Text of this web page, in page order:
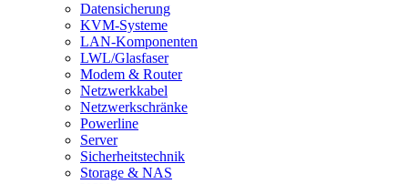
Datensicherung
KVM-Systeme
LAN-Komponenten
LWL/Glasfaser
Modem & Router
Netzwerkkabel
Netzwerkschränke
Powerline
Server
Sicherheitstechnik
Storage & NAS